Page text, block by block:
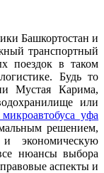
Башкортостан и
транспортный
поездок в таком
Будь то
Мустая Карима,
или
уфа
решением,
экономическую
нюансы выбора
аспекты и